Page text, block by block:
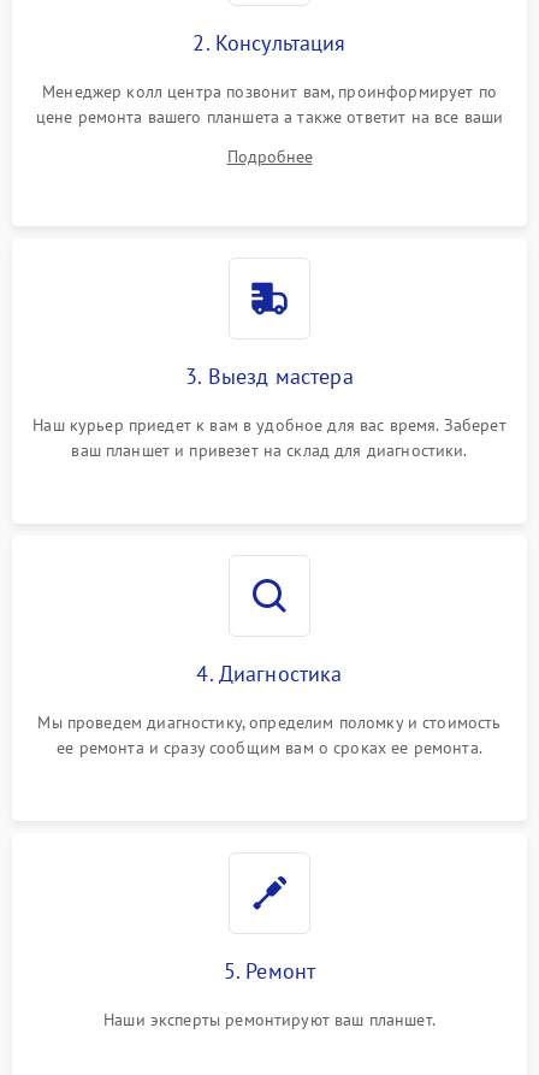
2. Консультация
Менеджер колл центра позвонит вам, проинформирует по
цене ремонта вашего планшета а также ответит на все ваши
Подробнее
3. Выезд мастера
Наш курьер приедет к вам в удобное для вас время. Заберет
ваш планшет и привезет на склад для диагностики.
4. Диагностика
Мы проведем диагностику, определим поломку и стоимость
ее ремонта и сразу сообщим вам о сроках ее ремонта.
5. Ремонт
Наши эксперты ремонтируют ваш планшет.